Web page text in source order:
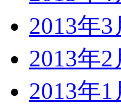
2013年3
2013年2
2013年1